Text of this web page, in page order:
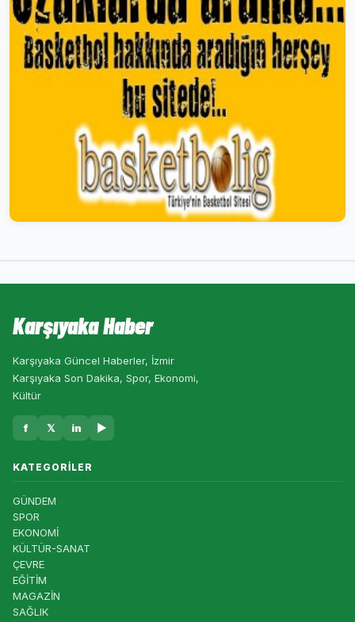
Karşıyaka Haber
Karşıyaka Güncel Haberler, İzmir
Karşıyaka Son Dakika, Spor, Ekonomi,
Kültür
f 𝕏 in ▶
KATEGORILER
GÜNDEM
SPOR
EKONOMİ
KÜLTÜR-SANAT
ÇEVRE
EĞİTİM
MAGAZİN
SAĞLIK